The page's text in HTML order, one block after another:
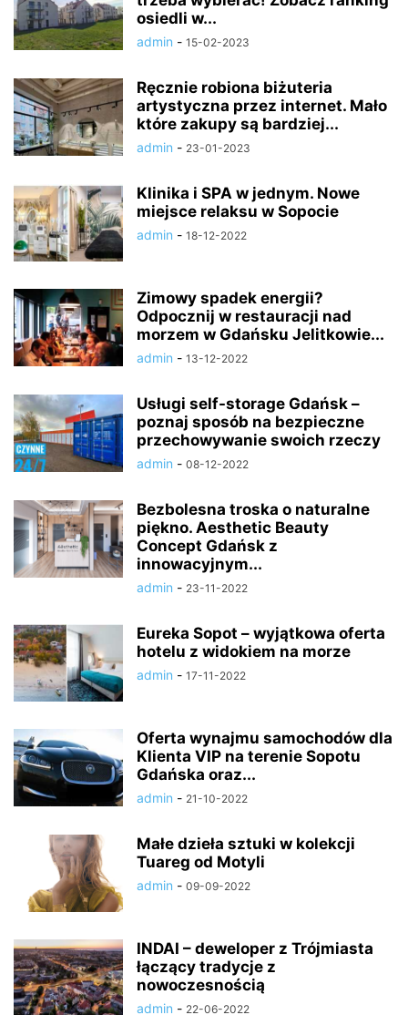
osiedli w...
admin - 15-02-2023
Ręcznie robiona biżuteria
artystyczna przez internet. Mało
które zakupy są bardziej...
admin - 23-01-2023
Klinika i SPA w jednym. Nowe
miejsce relaksu w Sopocie
admin - 18-12-2022
Zimowy spadek energii?
Odpocznij w restauracji nad
morzem w Gdańsku Jelitkowie...
admin - 13-12-2022
Usługi self-storage Gdańsk –
poznaj sposób na bezpieczne
przechowywanie swoich rzeczy
admin - 08-12-2022
Bezbolesna troska o naturalne
piękno. Aesthetic Beauty
Concept Gdańsk z
innowacyjnym...
admin - 23-11-2022
Eureka Sopot – wyjątkowa oferta
hotelu z widokiem na morze
admin - 17-11-2022
Oferta wynajmu samochodów dla
Klienta VIP na terenie Sopotu
Gdańska oraz...
admin - 21-10-2022
Małe dzieła sztuki w kolekcji
Tuareg od Motyli
admin - 09-09-2022
INDAI – deweloper z Trójmiasta
łączący tradycje z
nowoczesnością
admin - 22-06-2022